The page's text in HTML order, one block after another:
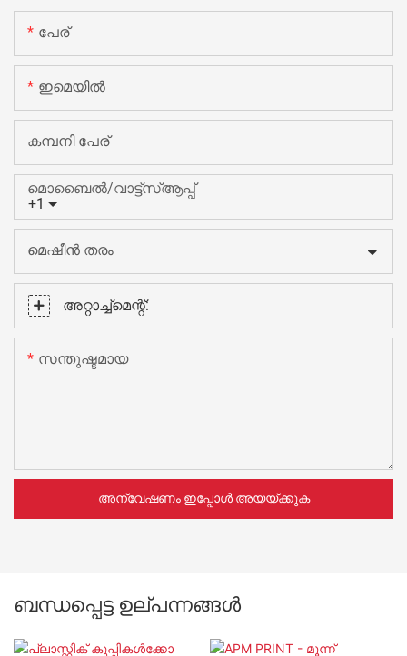
പേര്
ഇമെയിൽ
കമ്പനി പേര്
+1
മൊബൈൽ/വാട്ട്‌സ്ആപ്പ്
മെഷീൻ തരം
അറ്റാച്ച്മെന്റ്:
സന്തുഷ്ടമായ
അന്വേഷണം ഇപ്പോൾ അയയ്ക്കുക
ബന്ധപ്പെട്ട ഉല്പന്നങ്ങൾ